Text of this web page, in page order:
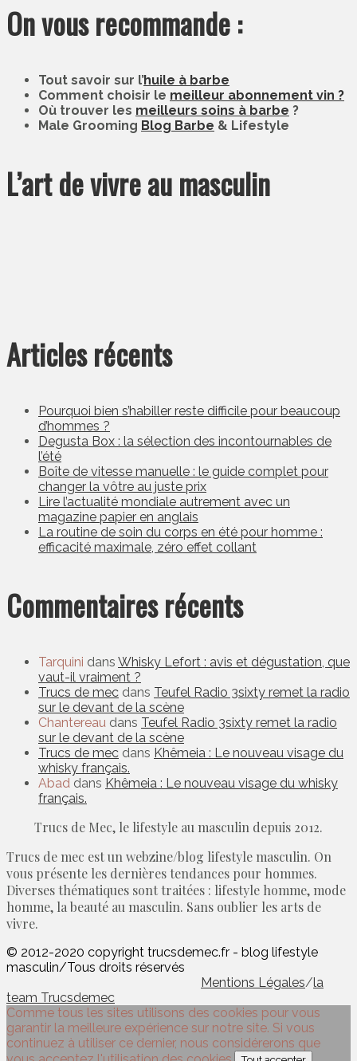
On vous recommande :
Tout savoir sur l’huile à barbe
Comment choisir le meilleur abonnement vin ?
Où trouver les meilleurs soins à barbe ?
Male Grooming Blog Barbe & Lifestyle
L’art de vivre au masculin
Articles récents
Pourquoi bien s’habiller reste difficile pour beaucoup
d’hommes ?
Degusta Box : la sélection des incontournables de
l’été
Boîte de vitesse manuelle : le guide complet pour
changer la vôtre au juste prix
Lire l’actualité mondiale autrement avec un
magazine papier en anglais
La routine de soin du corps en été pour homme :
efficacité maximale, zéro effet collant
Commentaires récents
Tarquini dans Whisky Lefort : avis et dégustation, que
vaut-il vraiment ?
Trucs de mec dans Teufel Radio 3sixty remet la radio
sur le devant de la scène
Chantereau dans Teufel Radio 3sixty remet la radio
sur le devant de la scène
Trucs de mec dans Khêmeia : Le nouveau visage du
whisky français.
Abad dans Khêmeia : Le nouveau visage du whisky
français.
Trucs de Mec, le lifestyle au masculin depuis 2012.
Trucs de mec est un webzine/blog lifestyle masculin. On
vous présente les dernières tendances pour hommes.
Diverses thématiques sont traitées : lifestyle homme, mode
homme, la beauté au masculin. Sans oublier les arts de
vivre.
© 2012-2020 copyright trucsdemec.fr - blog lifestyle
masculin/Tous droits réservés
Mentions Légales/la
team Trucsdemec
Comme tous les sites utilisons des cookies pour vous
garantir la meilleure expérience sur notre site. Si vous
continuez à utiliser ce dernier, nous considérerons que